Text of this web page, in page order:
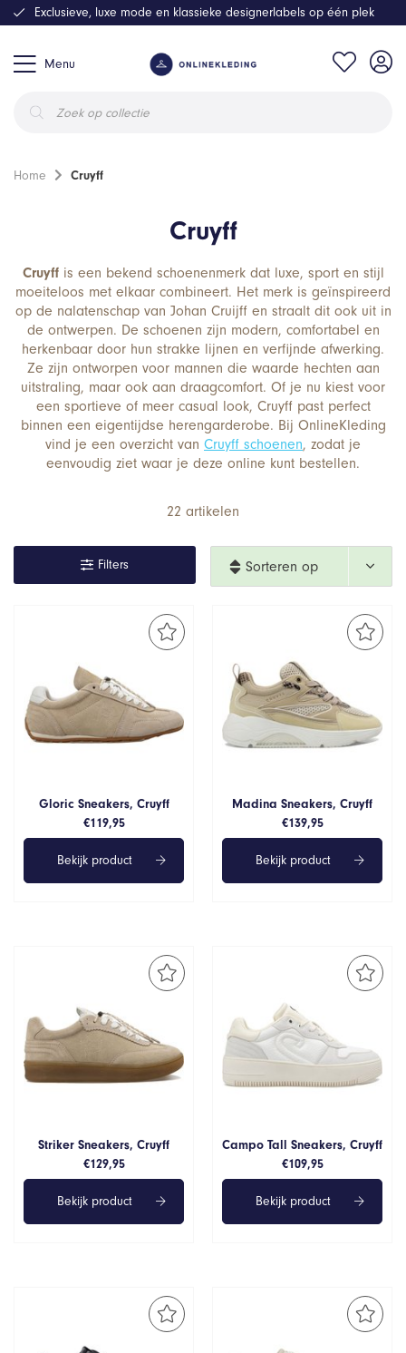
Menu
zoeken
Exclusieve, luxe mode en klassieke designerlabels op één plek
Home Cruyff
Cruyff
Cruyffis een bekend schoenenmerk dat luxe, sport en stijl
moeiteloos met elkaar combineert. Het merk is geïnspireerd
op de nalatenschap van Johan Cruijff en straalt dit ook uit in
de ontwerpen. De schoenen zijn modern, comfortabel en
herkenbaar door hun strakke lijnen en verfijnde afwerking.
Ze zijn ontworpen voor mannen die waarde hechten aan
uitstraling, maar ook aan draagcomfort. Of je nu kiest voor
een sportieve of meer casual look, Cruyff past perfect
binnen een eigentijdse herengarderobe. Bij OnlineKleding
vind je een overzicht van Cruyff schoenen, zodat je
eenvoudig ziet waar je deze online kunt bestellen.
22 artikelen
Filters Sorteren op
Gloric Sneakers, Cruyff
€119,95
Bekijk product
Madina Sneakers, Cruyff
€139,95
Bekijk product
Striker Sneakers, Cruyff
€129,95
Bekijk product
Campo Tall Sneakers, Cruyff
€109,95
Bekijk product